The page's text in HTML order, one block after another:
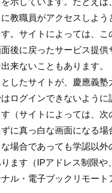
教職員がアクセスしよう
。サイトによっては、こ
後に戻ったサービス提供
来ないこともあります。
したサイトが、慶應義塾
ログインできないように
（サイトによっては、次
に真っ白な画面になる場
場合であっても学認以外
ます（IPアドレス制限や
ル・電子ブックリモート